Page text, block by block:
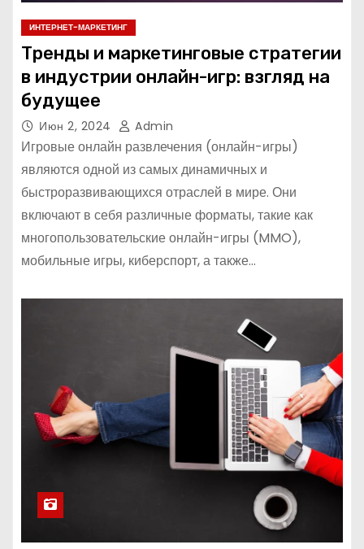
ИНТЕРНЕТ-МАРКЕТИНГ
Тренды и маркетинговые стратегии
в индустрии онлайн-игр: взгляд на
будущее
Июн 2, 2024 Admin
Игровые онлайн развлечения (онлайн-игры)
являются одной из самых динамичных и
быстроразвивающихся отраслей в мире. Они
включают в себя различные форматы, такие как
многопользовательские онлайн-игры (MMO),
мобильные игры, киберспорт, а также…